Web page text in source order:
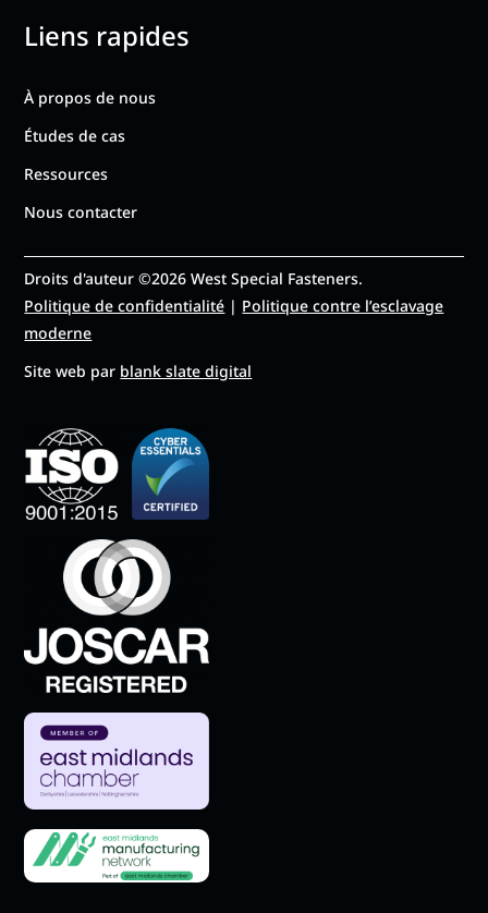
Liens rapides
À propos de nous
Études de cas
Ressources
Nous contacter
Droits d'auteur ©2026 West Special Fasteners.
Politique de confidentialité | Politique contre l’esclavage
moderne
Site web par blank slate digital